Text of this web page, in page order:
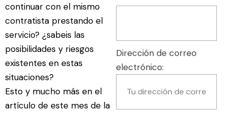
continuar con el mismo
contratista prestando el
servicio? ¿sabeis las
posibilidades y riesgos
existentes en estas
situaciones?
Esto y mucho más en el
artículo de este mes de la
Dirección de correo
electrónico: